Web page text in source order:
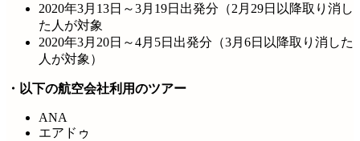
2020年3月13日～3月19日出発分（2月29日以降取り消し
た人が対象
2020年3月20日～4月5日出発分（3月6日以降取り消した
人が対象）
・以下の航空会社利用のツアー
ANA
エアドゥ